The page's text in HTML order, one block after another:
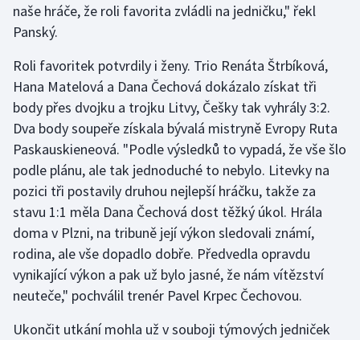
Motorsport
Olympijské hry
Parasport
Plavání
Plážový volejbal
Ragby
Rychlobruslení
Rychlostní kanoistika
Short track
naše hráče, že roli favorita zvládli na jedničku," řekl
Panský.
Roli favoritek potvrdily i ženy. Trio Renáta Štrbíková,
Hana Matelová a Dana Čechová dokázalo získat tři
body přes dvojku a trojku Litvy, Češky tak vyhrály 3:2.
Dva body soupeře získala bývalá mistryně Evropy Ruta
Paskauskieneová. "Podle výsledků to vypadá, že vše šlo
podle plánu, ale tak jednoduché to nebylo. Litevky na
pozici tři postavily druhou nejlepší hráčku, takže za
stavu 1:1 měla Dana Čechová dost těžký úkol. Hrála
doma v Plzni, na tribuně její výkon sledovali známí,
rodina, ale vše dopadlo dobře. Předvedla opravdu
vynikající výkon a pak už bylo jasné, že nám vítězství
neuteče," pochválil trenér Pavel Krpec Čechovou.
Ukončit utkání mohla už v souboji týmových jedniček